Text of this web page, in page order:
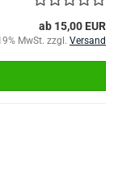
ab 15,00 EUR
MwSt. zzgl. Versand